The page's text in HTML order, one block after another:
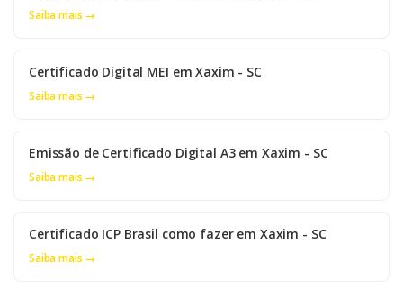
Saiba mais →
Certificado Digital MEI em Xaxim - SC
Saiba mais →
Emissão de Certificado Digital A3 em Xaxim - SC
Saiba mais →
Certificado ICP Brasil como fazer em Xaxim - SC
Saiba mais →